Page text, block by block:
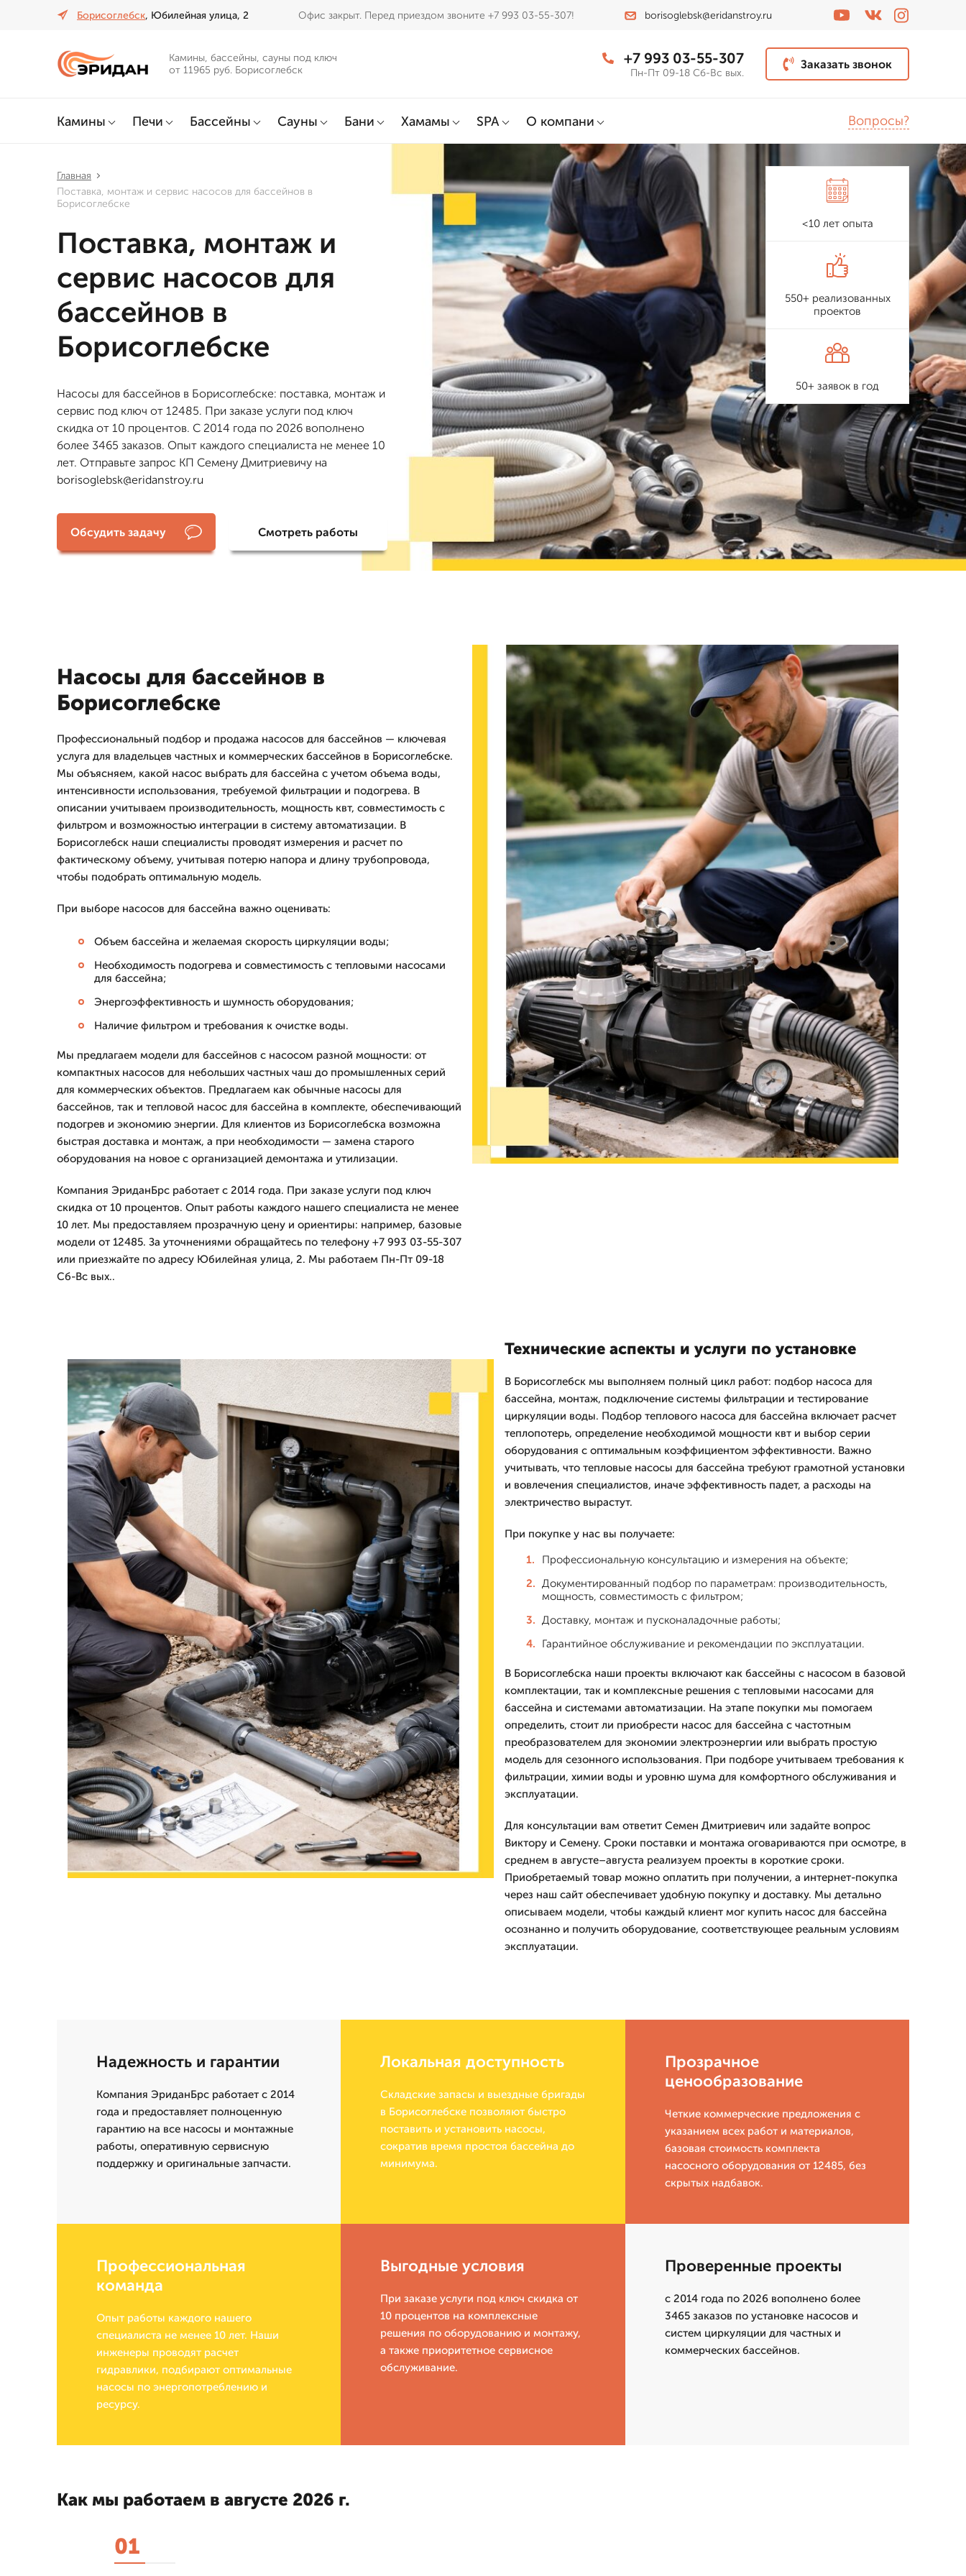
Борисоглебск, Юбилейная улица, 2 Офис закрыт. Перед приездом звоните +7 993 03-55-307! borisoglebsk@eridanstroy.ru
Камины, бассейны, сауны под ключ
от 11965 руб. Борисоглебск
+7 993 03-55-307
Пн-Пт 09-18 Сб-Вс вых.
Заказать звонок
Камины Печи Бассейны Сауны Бани Хамамы SPA О компани Вопросы?
Главная
Поставка, монтаж и сервис насосов для бассейнов в
Борисоглебске
Поставка, монтаж и
сервис насосов для
бассейнов в
Борисоглебске
Насосы для бассейнов в Борисоглебске: поставка, монтаж и
сервис под ключ от 12485. При заказе услуги под ключ
скидка от 10 процентов. С 2014 года по 2026 вополнено
более 3465 заказов. Опыт каждого специалиста не менее 10
лет. Отправьте запрос КП Семену Дмитриевичу на
borisoglebsk@eridanstroy.ru
Обсудить задачу Смотреть работы
<10 лет опыта
550+ реализованных
проектов
50+ заявок в год
Насосы для бассейнов в
Борисоглебске
Профессиональный подбор и продажа насосов для бассейнов — ключевая
услуга для владельцев частных и коммерческих бассейнов в Борисоглебске.
Мы объясняем, какой насос выбрать для бассейна с учетом объема воды,
интенсивности использования, требуемой фильтрации и подогрева. В
описании учитываем производительность, мощность квт, совместимость с
фильтром и возможностью интеграции в систему автоматизации. В
Борисоглебск наши специалисты проводят измерения и расчет по
фактическому объему, учитывая потерю напора и длину трубопровода,
чтобы подобрать оптимальную модель.
При выборе насосов для бассейна важно оценивать:
Объем бассейна и желаемая скорость циркуляции воды;
Необходимость подогрева и совместимость с тепловыми насосами
для бассейна;
Энергоэффективность и шумность оборудования;
Наличие фильтром и требования к очистке воды.
Мы предлагаем модели для бассейнов с насосом разной мощности: от
компактных насосов для небольших частных чаш до промышленных серий
для коммерческих объектов. Предлагаем как обычные насосы для
бассейнов, так и тепловой насос для бассейна в комплекте, обеспечивающий
подогрев и экономию энергии. Для клиентов из Борисоглебска возможна
быстрая доставка и монтаж, а при необходимости — замена старого
оборудования на новое с организацией демонтажа и утилизации.
Компания ЭриданБрс работает с 2014 года. При заказе услуги под ключ
скидка от 10 процентов. Опыт работы каждого нашего специалиста не менее
10 лет. Мы предоставляем прозрачную цену и ориентиры: например, базовые
модели от 12485. За уточнениями обращайтесь по телефону +7 993 03-55-307
или приезжайте по адресу Юбилейная улица, 2. Мы работаем Пн-Пт 09-18
Сб-Вс вых..
Технические аспекты и услуги по установке
В Борисоглебск мы выполняем полный цикл работ: подбор насоса для
бассейна, монтаж, подключение системы фильтрации и тестирование
циркуляции воды. Подбор теплового насоса для бассейна включает расчет
теплопотерь, определение необходимой мощности квт и выбор серии
оборудования с оптимальным коэффициентом эффективности. Важно
учитывать, что тепловые насосы для бассейна требуют грамотной установки
и вовлечения специалистов, иначе эффективность падет, а расходы на
электричество вырастут.
При покупке у нас вы получаете:
Профессиональную консультацию и измерения на объекте;
Документированный подбор по параметрам: производительность,
мощность, совместимость с фильтром;
Доставку, монтаж и пусконаладочные работы;
Гарантийное обслуживание и рекомендации по эксплуатации.
В Борисоглебска наши проекты включают как бассейны с насосом в базовой
комплектации, так и комплексные решения с тепловыми насосами для
бассейна и системами автоматизации. На этапе покупки мы помогаем
определить, стоит ли приобрести насос для бассейна с частотным
преобразователем для экономии электроэнергии или выбрать простую
модель для сезонного использования. При подборе учитываем требования к
фильтрации, химии воды и уровню шума для комфортного обслуживания и
эксплуатации.
Для консультации вам ответит Семен Дмитриевич или задайте вопрос
Виктору и Семену. Сроки поставки и монтажа оговариваются при осмотре, в
среднем в августе–августа реализуем проекты в короткие сроки.
Приобретаемый товар можно оплатить при получении, а интернет-покупка
через наш сайт обеспечивает удобную покупку и доставку. Мы детально
описываем модели, чтобы каждый клиент мог купить насос для бассейна
осознанно и получить оборудование, соответствующее реальным условиям
эксплуатации.
Надежность и гарантии
Компания ЭриданБрс работает с 2014
года и предоставляет полноценную
гарантию на все насосы и монтажные
работы, оперативную сервисную
поддержку и оригинальные запчасти.
Локальная доступность
Складские запасы и выездные бригады
в Борисоглебске позволяют быстро
поставить и установить насосы,
сократив время простоя бассейна до
минимума.
Прозрачное
ценообразование
Четкие коммерческие предложения с
указанием всех работ и материалов,
базовая стоимость комплекта
насосного оборудования от 12485, без
скрытых надбавок.
Профессиональная
команда
Опыт работы каждого нашего
специалиста не менее 10 лет. Наши
инженеры проводят расчет
гидравлики, подбирают оптимальные
насосы по энергопотреблению и
ресурсу.
Выгодные условия
При заказе услуги под ключ скидка от
10 процентов на комплексные
решения по оборудованию и монтажу,
а также приоритетное сервисное
обслуживание.
Проверенные проекты
с 2014 года по 2026 вополнено более
3465 заказов по установке насосов и
систем циркуляции для частных и
коммерческих бассейнов.
Как мы работаем в августе 2026 г.
01